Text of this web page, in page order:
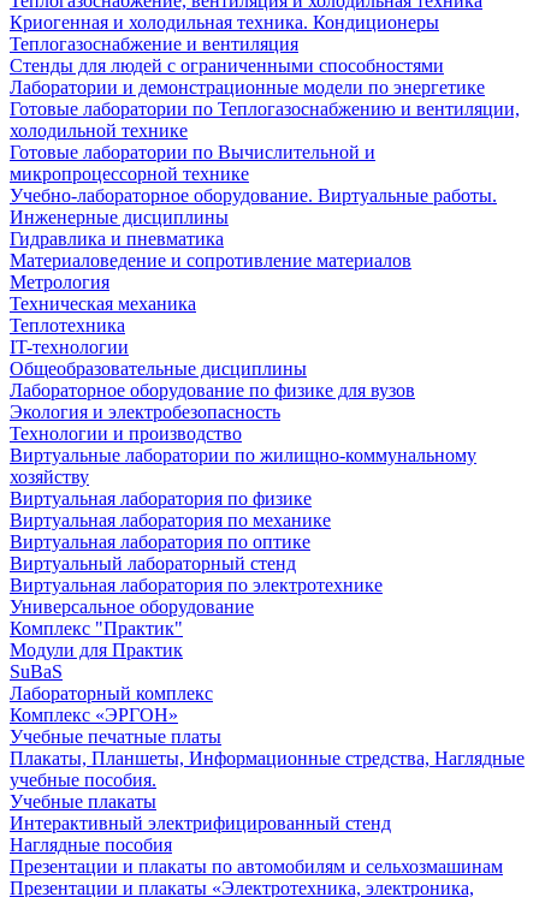
Криогенная и холодильная техника. Кондиционеры
Теплогазоснабжение и вентиляция
Стенды для людей с ограниченными способностями
Лаборатории и демонстрационные модели по энергетике
Готовые лаборатории по Теплогазоснабжению и вентиляции,
холодильной технике
Готовые лаборатории по Вычислительной и
микропроцессорной технике
Учебно-лабораторное оборудование. Виртуальные работы.
Инженерные дисциплины
Гидравлика и пневматика
Материаловедение и сопротивление материалов
Метрология
Техническая механика
Теплотехника
IT-технологии
Общеобразовательные дисциплины
Лабораторное оборудование по физике для вузов
Экология и электробезопасность
Технологии и производство
Виртуальные лаборатории по жилищно-коммунальному
хозяйству
Виртуальная лаборатория по физике
Виртуальная лаборатория по механике
Виртуальная лаборатория по оптике
Виртуальный лабораторный стенд
Виртуальная лаборатория по электротехнике
Универсальное оборудование
Комплекс "Практик"
Модули для Практик
SuBaS
Лабораторный комплекс
Комплекс «ЭРГОН»
Учебные печатные платы
Плакаты, Планшеты, Информационные стредства, Наглядные
учебные пособия.
Учебные плакаты
Интерактивный электрифицированный стенд
Наглядные пособия
Презентации и плакаты по автомобилям и сельхозмашинам
Презентации и плакаты «Электротехника, электроника,